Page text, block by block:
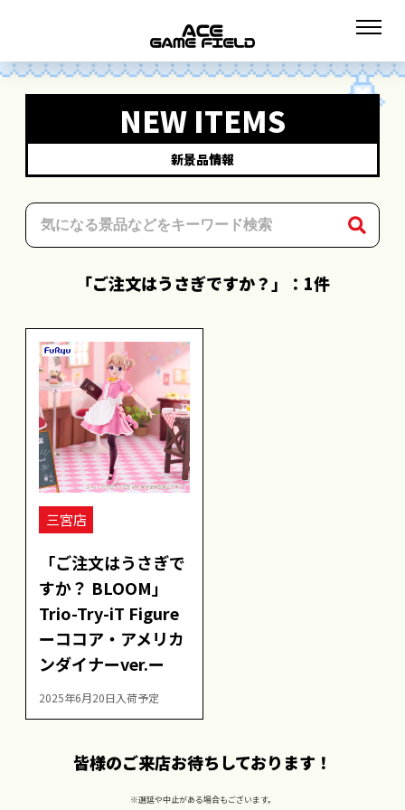
NEW ITEMS
新景品情報
「ご注文はうさぎですか？」：1件
三宮店
「ご注文はうさぎで
すか？ BLOOM」
Trio-Try-iT Figure
ーココア・アメリカ
ンダイナーver.ー
2025年6月20日入荷予定
皆様のご来店お待ちしております！
※選延や中止がある場合もございます。